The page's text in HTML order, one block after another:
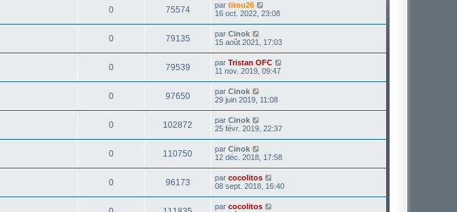
0 75574 par titou26
16 oct. 2022, 23:08
0 79135 par Cinok
15 août 2021, 17:03
0 79539 par Tristan OFC
11 nov. 2019, 09:47
0 97650 par Cinok
29 juin 2019, 11:08
0 102872 par Cinok
25 févr. 2019, 22:37
0 110750 par Cinok
12 déc. 2018, 17:58
0 96173 par cocolitos
08 sept. 2018, 16:40
par cocolitos